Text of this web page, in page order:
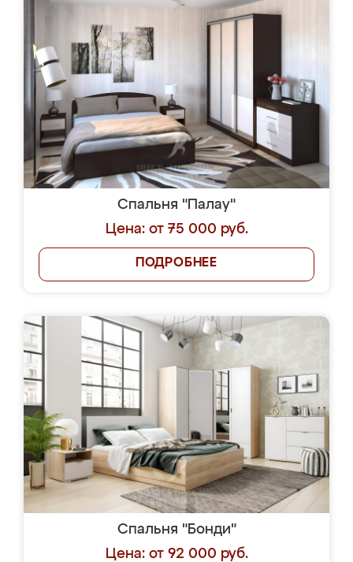
Спальня "Палау"
Цена: от 75 000 руб.
ПОДРОБНЕЕ
Спальня "Бонди"
Цена: от 92 000 руб.